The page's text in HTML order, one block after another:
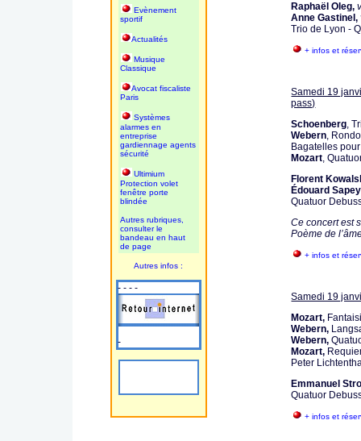
Evènement
sportif
Actualités
Musique
Classique
Avocat fiscaliste
Paris
Systèmes
alarmes en
entreprise
gardiennage agents
sécurité
Ultimium
Protection volet
fenêtre porte
blindée
Autres rubriques,
consulter le
bandeau en haut
de page
Autres infos :
- - - -
-
Raphaël Oleg,
Anne Gastinel,
Trio de Lyon -
+ infos et
Samedi 19
pass)
Schoenberg,
Webern,
Bagatelles
Mozart,
Florent
Édouard
Quatuor
Ce concert est
Poème de
+ infos et
Samedi 19
Mozart,
Webern,
Webern,
Mozart,
Peter
Emmanuel
Quatuor
+ infos et